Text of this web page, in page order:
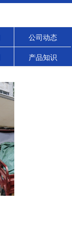
公司动态
产品知识